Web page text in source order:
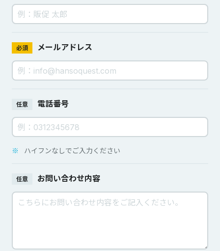
必須 メールアドレス
任意 電話番号
※ ハイフンなしでご入力ください
任意 お問い合わせ内容